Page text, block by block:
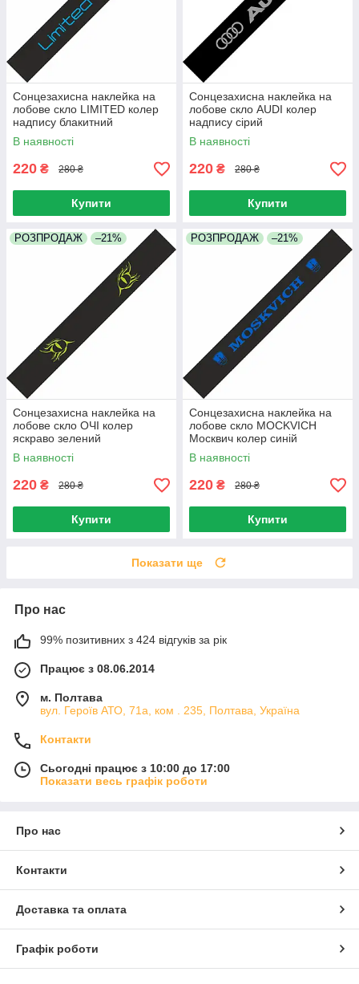
Сонцезахисна наклейка на
лобове скло LIMITED колер
надпису блакитний
В наявності
220 ₴ 280 ₴
Купити
Сонцезахисна наклейка на
лобове скло AUDI колер
надпису сірий
В наявності
220 ₴ 280 ₴
Купити
РОЗПРОДАЖ –21%
Сонцезахисна наклейка на
лобове скло ОЧІ колер
яскраво зелений
В наявності
220 ₴ 280 ₴
Купити
РОЗПРОДАЖ –21%
Сонцезахисна наклейка на
лобове скло MOCKVICH
Москвич колер синій
В наявності
220 ₴ 280 ₴
Купити
Показати ще
Про нас
99% позитивних з 424 відгуків за рік
Працює з 08.06.2014
м. Полтава
вул. Героїв АТО, 71а, ком . 235, Полтава, Україна
Контакти
Сьогодні працює з 10:00 до 17:00
Показати весь графік роботи
Про нас
Контакти
Доставка та оплата
Графік роботи